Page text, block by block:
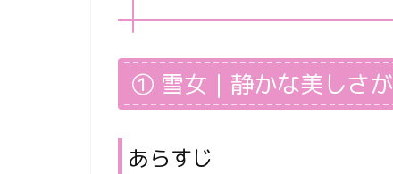
① 雪女｜静かな美しさ
あらすじ